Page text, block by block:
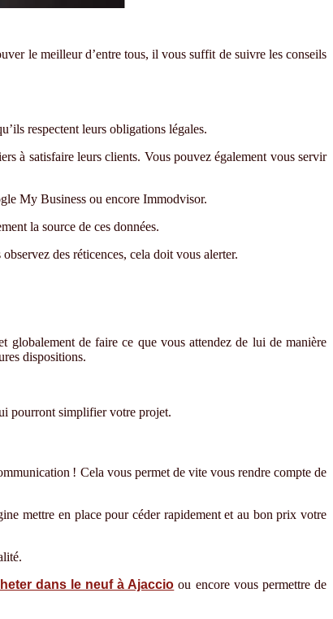
le meilleur d’entre tous, il vous suffit de suivre les conseils
respectent leurs obligations légales.
à satisfaire leurs clients. Vous pouvezégalement vous servir
My Business ou encore Immodvisor.
la source de ces données.
des réticences, cela doit vous alerter.
globalement de faire ce que vous attendez de lui de manière
dispositions.
pourront simplifier votre projet.
! Cela vous permet de vite vous rendre compte de
mettre en place pour céder rapidement et au bon prix votre
dans le neuf à Ajaccio ou encore vous permettre de